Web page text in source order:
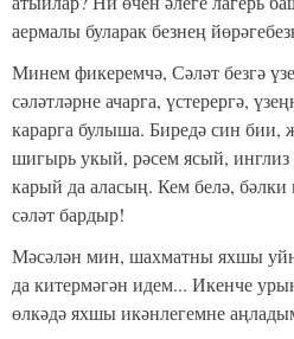
аермалы буларак безнең
Минем фикеремчә, Сәләт безгә
сәләтләрне ачарга, үстерергә,
карарга булыша. Биредә син
шигырь укый, рәсем ясый, инглиз
карый да аласың. Кем белә, бәлки
сәләт бардыр!
Мәсәлән мин, шахматны яхшы
да китермәгән идем... Икенче
өлкәдә яхшы икәнлегемне